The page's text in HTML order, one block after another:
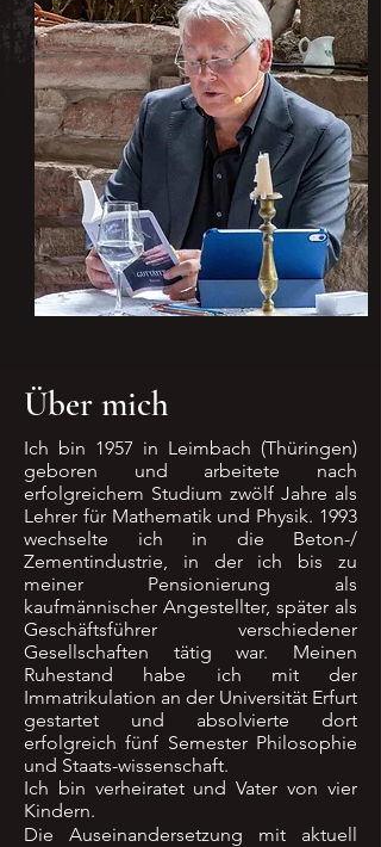
Über mich
Ich bin 1957 in Leimbach (Thüringen)
geboren und arbeitete nach
erfolgreichem Studium zwölf Jahre als
Lehrer für Mathematik und Physik. 1993
wechselte ich in die Beton-/
Zementindustrie, in der ich bis zu
meiner Pensionierung als
kaufmännischer Angestellter, später als
Geschäftsführer verschiedener
Gesellschaften tätig war. Meinen
Ruhestand habe ich mit der
Immatrikulation an der Universität Erfurt
gestartet und absolvierte dort
erfolgreich fünf Semester Philosophie
und Staats-wissenschaft.
Ich bin verheiratet und Vater von vier
Kindern.
Die Auseinandersetzung mit aktuell